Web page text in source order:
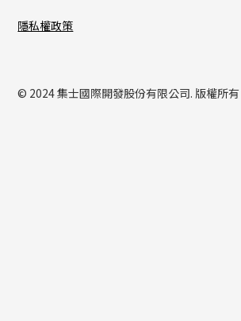
© 2024 集士國際開發股份有限公司. 版權所有
隱私權政策